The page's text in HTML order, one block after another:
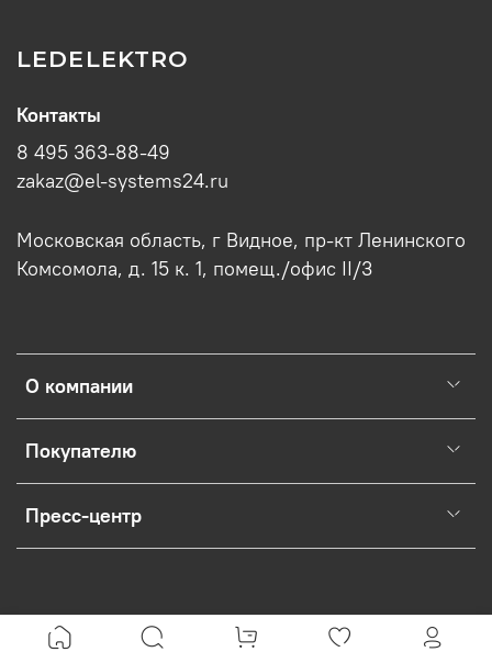
LEDELEKTRO
О компании
Покупателю
Пресс-центр
Контакты
8 495 363-88-49
zakaz@el-systems24.ru
Московская область, г Видное, пр-кт Ленинского
Комсомола, д. 15 к. 1, помещ./офис II/3